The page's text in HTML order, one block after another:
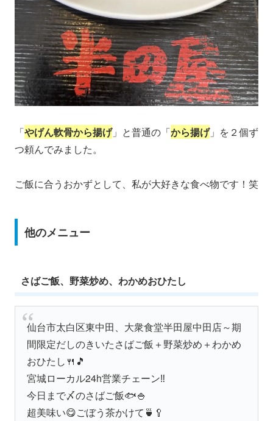
「やげん軟骨から揚げ」と普通の「から揚げ」を２個ず
つ頼んでみました。
ご飯に合うおかずとして、私が大好きな食べ物です！笑
他のメニュー
さばご飯、野菜炒め、わかめおひたし
仙台市太白区東中田、大衆食堂半田屋中田店～期
間限定だしのきいたさばご飯＋野菜炒め＋わかめ
おひたし🍴🎵
宮城ローカル24h営業チェーン‼️
今日まで〆のさばご飯🐟🍚
超美味い😋ごぼう茶かけて🍵🥄